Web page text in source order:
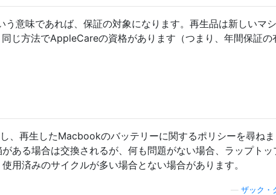
う意味であれば、保証の対象になります。再生品は新しいマ
じ方法でAppleCareの資格があります（つまり、年間保証の
、再生したMacbookのバッテリーに関するポリシーを尋ねま
ある場合は交換されるが、何も問題がない場合、ラップトッ
用済みのサイクルが多い場合とない場合があります。
ザック・